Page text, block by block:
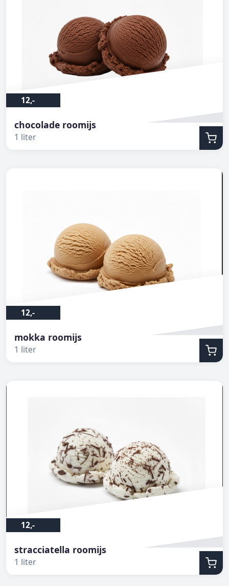
12,-
chocolade roomijs
1 liter
12,-
mokka roomijs
1 liter
12,-
stracciatella roomijs
1 liter